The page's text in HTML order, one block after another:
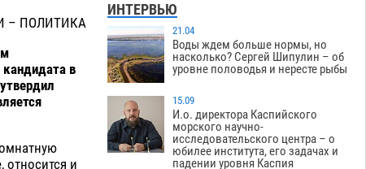
– ПОЛИТИКА
в
и
ИНТЕРВЬЮ
21.04
Воды ждем больше нормы, но
насколько? Сергей Шипулин – об
уровне половодья и нересте рыбы
15.09
И.о. директора Каспийского
морского научно-
исследовательского центра – о
юбилее института, его задачах и
падении уровня Каспия